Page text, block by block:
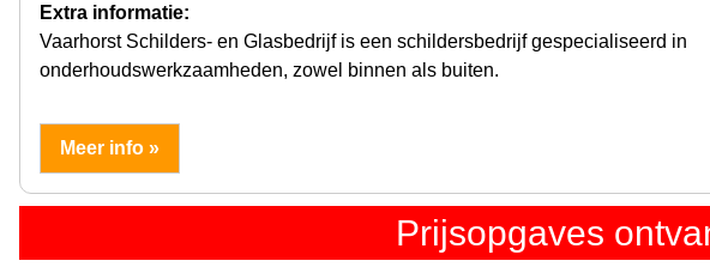
Extra informatie:
Vaarhorst Schilders- en Glasbedrijf is een schildersbedrijf gespecialiseerd in
onderhoudswerkzaamheden, zowel binnen als buiten.
Meer info »
Prijsopgaves